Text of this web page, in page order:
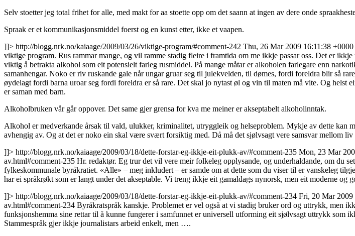
Selv stoetter jeg total frihet for alle, med makt for aa stoette opp om det saann at ingen av dere onde
Spraak er et kommunikasjonsmiddel foerst og en kunst etter, ikke et vaapen.
]]> http://blogg.nrk.no/kaiaage/2009/03/26/viktige-program/#comment-242 Thu, 26 Mar 2009 16:11:38 +0000
viktige program. Rus rammar mange, og vil ramme stadig fleire i framtida om me ikkje passar oss. Det er
viktig å betrakta alkohol som eit potensielt farleg rusmiddel. På mange måtar er alkoholen farlegare enn
samanhengar. Noko er riv ruskande gale når ungar gruar seg til julekvelden, til dømes, fordi foreldra blir så
øydelagt fordi barna uroar seg fordi foreldra er så rare. Det skal jo nytast øl og vin til maten må vite. Og
er saman med barn.
Alkoholbruken vår går oppover. Det same gjer grensa for kva me meiner er akseptabelt alkoholinntak.
Alkohol er medverkande årsak til vald, ulukker, kriminalitet, utryggleik og helseproblem. Mykje av dette kan
avhengig av. Og at det er noko ein skal være svært forsiktig med. Då må det sjølvsagt vere samsvar mellom
]]> http://blogg.nrk.no/kaiaage/2009/03/18/dette-forstar-eg-ikkje-eit-plukk-av/#comment-235 Mon, 23 Mar
av.html#comment-235 Hr. redaktør. Eg trur det vil vere meir folkeleg opplysande, og underhaldande, om du
fylkeskommunale byråkratiet. «Alle» – meg inkludert – er samde om at dette som du viser til er vanskeleg
har ei språkrøkt som er langt under det akseptable. Vi treng ikkje eit gamaldags nynorsk, men eit moderne
]]> http://blogg.nrk.no/kaiaage/2009/03/18/dette-forstar-eg-ikkje-eit-plukk-av/#comment-234 Fri, 20 Mar
av.html#comment-234 Byråkratspråk kanskje. Problemet er vel også at vi stadig bruker ord og uttrykk, men
funksjonshemma sine rettar til å kunne fungerer i samfunnet er universell utforming eit sjølvsagt uttrykk som
Stammespråk gjer ikkje journalistars arbeid enkelt, men ….